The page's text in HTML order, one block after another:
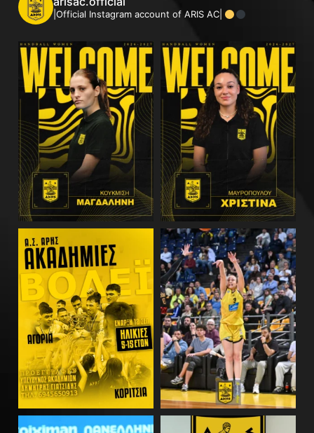
|Official Instagram account of ARIS AC|